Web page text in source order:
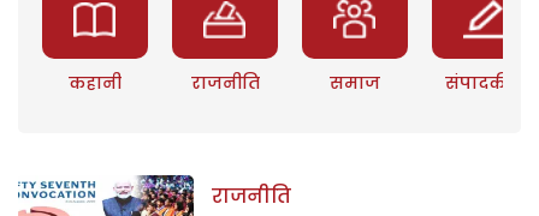
कहानी राजनीति समाज संपादकीय
राजनीति